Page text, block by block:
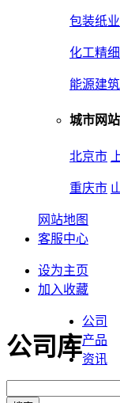
包装纸业
化工精
能源建
城市网站
北京市
重庆市
网站地图
客服中心
设为主页
加入收藏
公司库
公司
产品
资讯